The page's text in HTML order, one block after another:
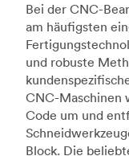
Bei der CNC-
am häufigsten
und robuste
CNC-Maschinen
Code um und
Block. Die